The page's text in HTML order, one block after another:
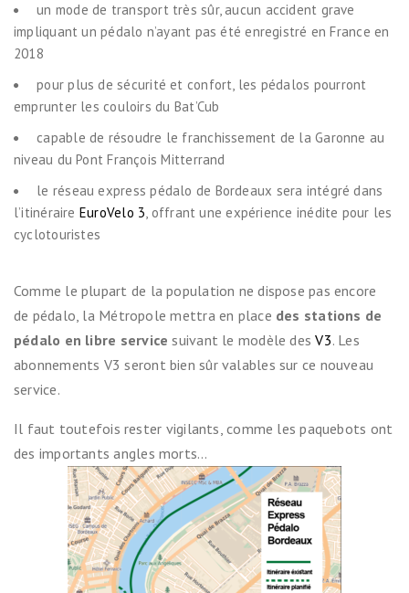
un mode de transport très sûr, aucun accident grave
impliquant un pédalo n’ayant pas été enregistré en France en
2018
pour plus de sécurité et confort, les pédalos pourront
emprunter les couloirs du Bat’Cub
capable de résoudre le franchissement de la Garonne au
niveau du Pont François Mitterrand
le réseau express pédalo de Bordeaux sera intégré dans
l’itinéraire EuroVelo 3, offrant une expérience inédite pour les
cyclotouristes
Comme le plupart de la population ne dispose pas encore
de pédalo, la Métropole mettra en place des stations de
pédalo en libre servicesuivant le modèle desV3. Les
abonnements V3 seront bien sûr valables sur ce nouveau
service.
Il faut toutefois rester vigilants, comme les paquebots ont
des importants angles morts…